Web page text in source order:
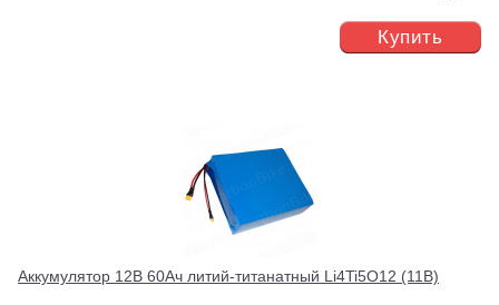
Купить
Аккумулятор 12В 60Ач литий-титанатный Li4Ti5O12 (11В)